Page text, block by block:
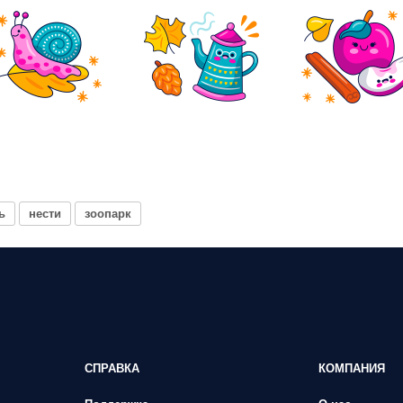
нести зоопарк
СПРАВКА КОМПАНИЯ